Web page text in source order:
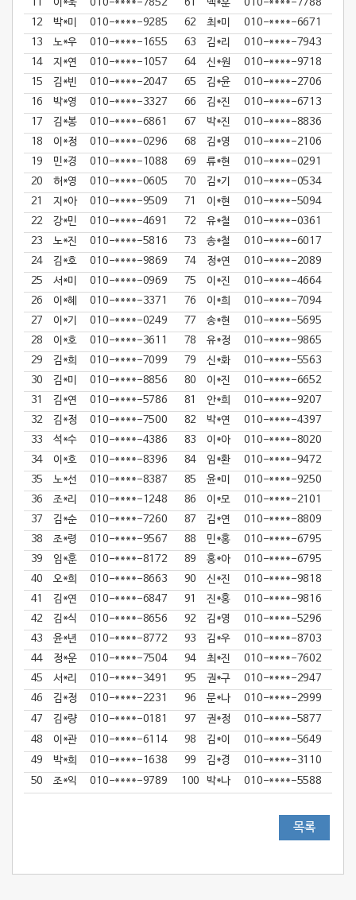
11
이*욱 010-****-7852 61 백*훈
010-****-7788
12
박*미 010-****-9285 62 최*미
010-****-6671
13
노*우 010-****-1655 63 김*리
010-****-7943
14
지*연 010-****-1057 64 신*원
010-****-9718
15
김*빈 010-****-2047 65 김*윤
010-****-2706
16
박*영 010-****-3327 66 김*진
010-****-6713
17
김*봉 010-****-6861 67 박*진
010-****-8836
18
이*정 010-****-0296 68 김*영
010-****-2106
19
민*경 010-****-1088 69 류*현
010-****-0291
20
허*영 010-****-0605 70 김*기
010-****-0534
21
지*아 010-****-9509 71 이*현
010-****-5094
22
강*민 010-****-4691 72 유*철
010-****-0361
23
노*진 010-****-5816 73 송*철
010-****-6017
24
김*호 010-****-9869 74 정*연
010-****-2089
25
서*미 010-****-0969 75 이*진
010-****-4664
26
이*혜 010-****-3371 76 이*희
010-****-7094
27
이*기 010-****-0249 77 송*현
010-****-5695
28
이*호 010-****-3611 78 유*정
010-****-9865
29
김*희 010-****-7099 79 신*화
010-****-5563
30
김*미 010-****-8856 80 이*진
010-****-6652
31
김*연 010-****-5786 81 안*희
010-****-9207
32
김*정 010-****-7500 82 박*연
010-****-4397
33
석*수 010-****-4386 83 이*아
010-****-8020
34
이*호 010-****-8396 84 임*환
010-****-9472
35
노*선 010-****-8387 85 윤*미
010-****-9250
36
조*리 010-****-1248 86 이*모
010-****-2101
37
김*순 010-****-7260 87 김*연
010-****-8809
38
조*령 010-****-9567 88 민*홍
010-****-6795
39
임*훈 010-****-8172 89 홍*아
010-****-6795
40
오*희 010-****-8663 90 신*진
010-****-9818
41
김*연 010-****-6847 91 진*홍
010-****-9816
42
김*식 010-****-8656 92 김*영
010-****-5296
43
윤*년 010-****-8772 93 김*우
010-****-8703
44
정*운 010-****-7504 94 최*진
010-****-7602
45
서*리 010-****-3491 95 권*구
010-****-2947
46
김*정 010-****-2231 96 문*나
010-****-2999
47
김*량 010-****-0181 97 권*정
010-****-5877
48
이*관 010-****-6114 98 김*이
010-****-5649
49
박*희 010-****-1638 99 김*경
010-****-3110
50
조*익 010-****-9789 100 박*나 010-****-5588
목록